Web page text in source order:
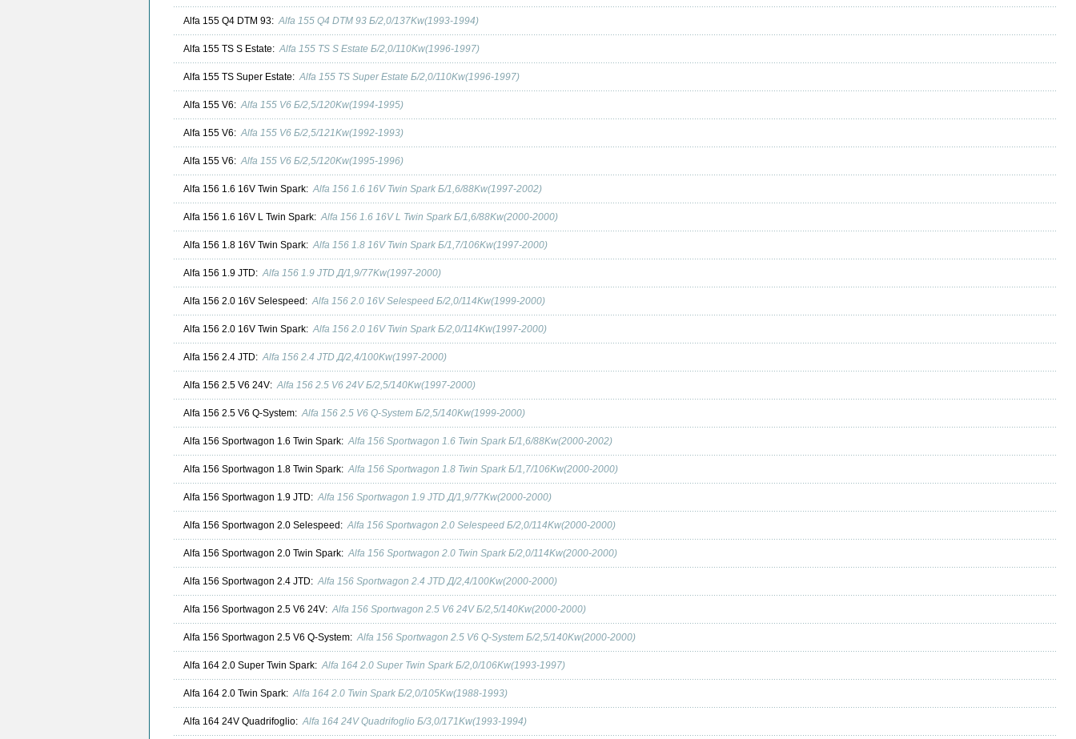
Alfa 155 Q4 DTM 93:Alfa 155 Q4 DTM 93 Б/2,0/137Kw(1993-1994)
Alfa 155 TS S Estate:Alfa 155 TS S Estate Б/2,0/110Kw(1996-1997)
Alfa 155 TS Super Estate:Alfa 155 TS Super Estate Б/2,0/110Kw(1996-1997)
Alfa 155 V6:Alfa 155 V6 Б/2,5/120Kw(1994-1995)
Alfa 155 V6:Alfa 155 V6 Б/2,5/121Kw(1992-1993)
Alfa 155 V6:Alfa 155 V6 Б/2,5/120Kw(1995-1996)
Alfa 156 1.6 16V Twin Spark:Alfa 156 1.6 16V Twin Spark Б/1,6/88Kw(1997-2002)
Alfa 156 1.6 16V L Twin Spark:Alfa 156 1.6 16V L Twin Spark Б/1,6/88Kw(2000-2000)
Alfa 156 1.8 16V Twin Spark:Alfa 156 1.8 16V Twin Spark Б/1,7/106Kw(1997-2000)
Alfa 156 1.9 JTD:Alfa 156 1.9 JTD Д/1,9/77Kw(1997-2000)
Alfa 156 2.0 16V Selespeed:Alfa 156 2.0 16V Selespeed Б/2,0/114Kw(1999-2000)
Alfa 156 2.0 16V Twin Spark:Alfa 156 2.0 16V Twin Spark Б/2,0/114Kw(1997-2000)
Alfa 156 2.4 JTD:Alfa 156 2.4 JTD Д/2,4/100Kw(1997-2000)
Alfa 156 2.5 V6 24V:Alfa 156 2.5 V6 24V Б/2,5/140Kw(1997-2000)
Alfa 156 2.5 V6 Q-System:Alfa 156 2.5 V6 Q-System Б/2,5/140Kw(1999-2000)
Alfa 156 Sportwagon 1.6 Twin Spark:Alfa 156 Sportwagon 1.6 Twin Spark Б/1,6/88Kw(2000-2002)
Alfa 156 Sportwagon 1.8 Twin Spark:Alfa 156 Sportwagon 1.8 Twin Spark Б/1,7/106Kw(2000-2000)
Alfa 156 Sportwagon 1.9 JTD:Alfa 156 Sportwagon 1.9 JTD Д/1,9/77Kw(2000-2000)
Alfa 156 Sportwagon 2.0 Selespeed:Alfa 156 Sportwagon 2.0 Selespeed Б/2,0/114Kw(2000-2000)
Alfa 156 Sportwagon 2.0 Twin Spark:Alfa 156 Sportwagon 2.0 Twin Spark Б/2,0/114Kw(2000-2000)
Alfa 156 Sportwagon 2.4 JTD:Alfa 156 Sportwagon 2.4 JTD Д/2,4/100Kw(2000-2000)
Alfa 156 Sportwagon 2.5 V6 24V:Alfa 156 Sportwagon 2.5 V6 24V Б/2,5/140Kw(2000-2000)
Alfa 156 Sportwagon 2.5 V6 Q-System:Alfa 156 Sportwagon 2.5 V6 Q-System Б/2,5/140Kw(2000-2000)
Alfa 164 2.0 Super Twin Spark:Alfa 164 2.0 Super Twin Spark Б/2,0/106Kw(1993-1997)
Alfa 164 2.0 Twin Spark:Alfa 164 2.0 Twin Spark Б/2,0/105Kw(1988-1993)
Alfa 164 24V Quadrifoglio:Alfa 164 24V Quadrifoglio Б/3,0/171Kw(1993-1994)